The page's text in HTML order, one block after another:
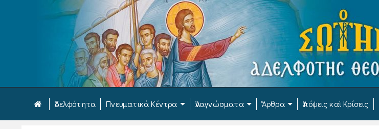
Ἀδελφότητα Πνευματικά Κέντρα Ἀναγνώσματα Ἄρθρα Ἀπόψεις καὶ Κρίσεις